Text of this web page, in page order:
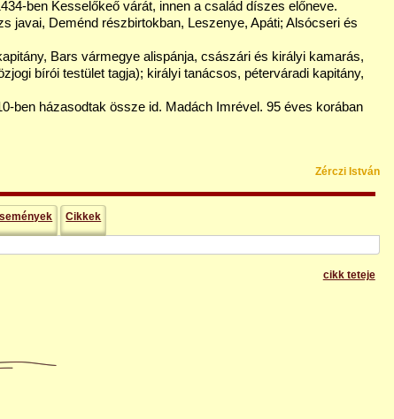
ben Kesselőkeő várát, innen a család díszes előneve.
javai, Deménd részbirtokban, Leszenye, Apáti; Alsócseri és
Bars vármegye alispánja, császári és királyi kamarás,
bírói testület tagja); királyi tanácsos, péterváradi kapitány,
ben házasodtak össze id. Madách Imrével. 95 éves korában
Zérczi István
Cikkek
cikk teteje